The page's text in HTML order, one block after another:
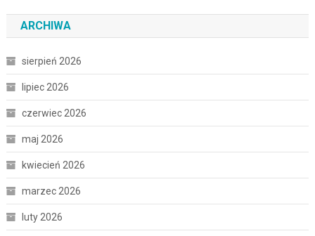
ARCHIWA
sierpień 2026
lipiec 2026
czerwiec 2026
maj 2026
kwiecień 2026
marzec 2026
luty 2026